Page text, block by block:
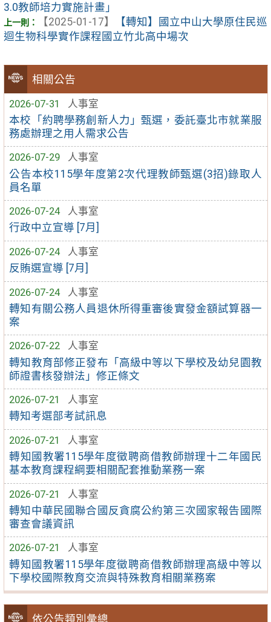
相關公告
2026-07-31
人事室
本校「約聘學務創新人力」甄選，委託臺北市就業服
務處辦理之用人需求公告
2026-07-29
人事室
公告本校115學年度第2次代理教師甄選(3招)錄取人
員名單
2026-07-24
人事室
行政中立宣導 [7月]
2026-07-24
人事室
反賄選宣導 [7月]
2026-07-24
人事室
轉知有關公務人員退休所得重審後實發金額試算器一
案
2026-07-22
人事室
轉知教育部修正發布「高級中等以下學校及幼兒園教
師證書核發辦法」修正條文
2026-07-21
人事室
轉知考選部考試訊息
2026-07-21
人事室
轉知國教署115學年度徵聘商借教師辦理十二年國民
基本教育課程綱要相關配套推動業務一案
2026-07-21
人事室
轉知中華民國聯合國反貪腐公約第三次國家報告國際
審查會議資訊
2026-07-21
人事室
轉知國教署115學年度徵聘商借教師辦理高級中等以
下學校國際教育交流與特殊教育相關業務案
依公告類別彙總
3.0教師培力實施計畫」
【2025-01-17】
【轉知】國立中山大學原住民巡
迴生物科學實作課程國立竹北高中場次